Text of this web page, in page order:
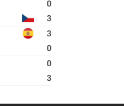
0
3
3
0
0
3